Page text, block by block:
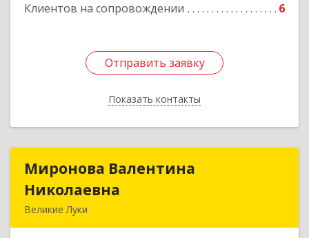
Клиентов на сопровождении 6
Отправить заявку
Показать контакты
Отправить заявку
Назад
Миронова Валентина
Николаевна
Великие Луки
Миронова Валентина